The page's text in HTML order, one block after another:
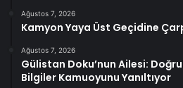
Ağustos 7, 2026
Kamyon Yaya Üst Geçidine
Ağustos 7, 2026
Gülistan Doku’nun Ailesi:
Bilgiler Kamuoyunu Yanıltıyor